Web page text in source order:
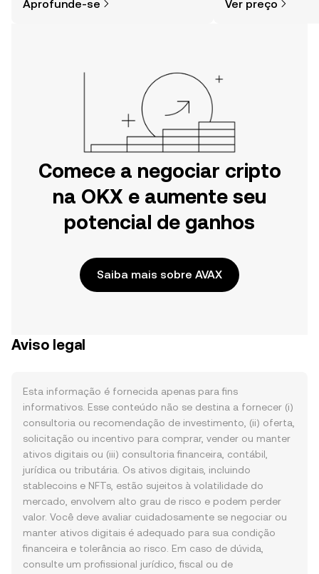
especialmente quando você já sabe
Aprofunde-se Ver preço
Comece a negociar cripto
na OKX e aumente seu
potencial de ganhos
Saiba mais sobre AVAX
Aviso legal
Esta informação é fornecida apenas para fins
informativos. Esse conteúdo não se destina a fornecer (i)
consultoria ou recomendação de investimento, (ii) oferta,
solicitação ou incentivo para comprar, vender ou manter
ativos digitais ou (iii) consultoria financeira, contábil,
jurídica ou tributária. Os ativos digitais, incluindo
stablecoins e NFTs, estão sujeitos à volatilidade do
mercado, envolvem alto grau de risco e podem perder
valor. Você deve avaliar cuidadosamente se negociar ou
manter ativos digitais é adequado para sua condição
financeira e tolerância ao risco. Em caso de dúvida,
consulte um profissional jurídico, fiscal ou de